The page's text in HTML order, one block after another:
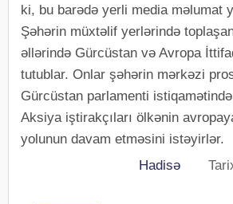
ki, bu barədə yerli media məlumat
Şəhərin müxtəlif yerlərində
əllərində Gürcüstan və Avropa
tutublar. Onlar şəhərin mərkəzi
Gürcüstan parlamenti
Aksiya iştirakçıları ölkənin
yolunun davam etməsini istəyirlər.
Hadisə Tarix: